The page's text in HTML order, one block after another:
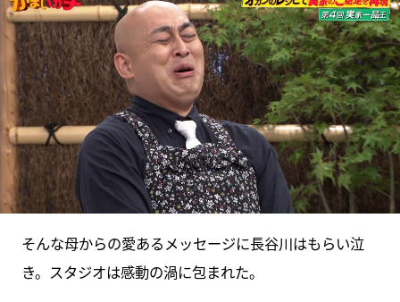
そんな母からの愛あるメッセージに長谷川はもらい泣
き。スタジオは感動の渦に包まれた。